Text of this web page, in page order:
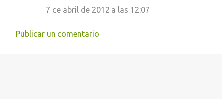
7 de abril de 2012 a las 12:07
Publicar un comentario